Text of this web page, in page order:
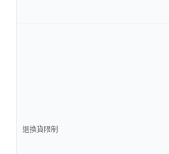
退換貨限制